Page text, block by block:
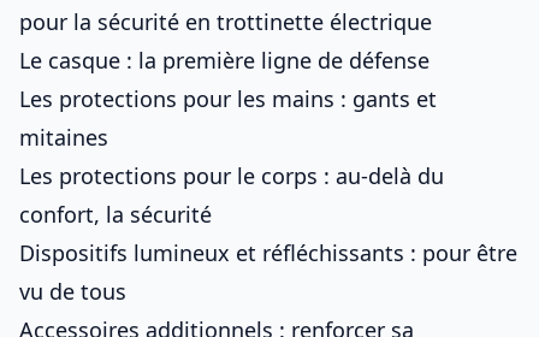
pour la sécurité en trottinette électrique
Le casque : la première ligne de défense
Les protections pour les mains : gants et
mitaines
Les protections pour le corps : au-delà du
confort, la sécurité
Dispositifs lumineux et réfléchissants : pour être
vu de tous
Accessoires additionnels : renforcer sa